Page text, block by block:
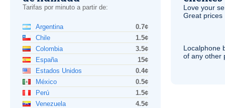
Tarifas por minuto a partir de:
Argentina
0.7¢
Chile
1.5¢
Colombia
3.5¢
España
15¢
Estados Unidos
0.4¢
México
0.5¢
Perú
1.5¢
Venezuela
4.5¢
Love your
Great prices
Localphone
of any other